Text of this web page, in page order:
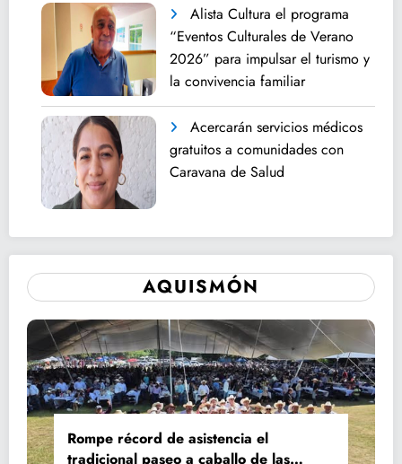
Alista Cultura el programa
“Eventos Culturales de Verano
2026” para impulsar el turismo y
la convivencia familiar
Acercarán servicios médicos
gratuitos a comunidades con
Caravana de Salud
AQUISMÓN
Rompe récord de asistencia el
tradicional paseo a caballo de las